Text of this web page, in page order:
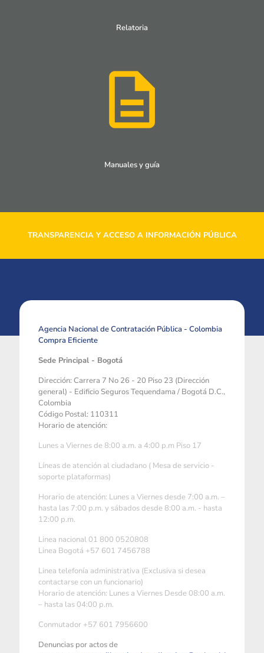
Relatoria
Manuales y guía
TRANSPARENCIA Y ACCESO A INFORMACIÓN PÚBLICA
Agencia Nacional de Contratación Pública - Colombia
Compra Eficiente
Sede Principal - Bogotá
Dirección: Carrera 7 No 26 - 20 Piso 23 (Dirección
general) - Edificio Seguros Tequendama / Bogotá D.C.,
Colombia
Código Postal: 110311
Horario de atención:
Lunes a Viernes de 8:00 a.m. a 4:00 p.m Piso 17
Líneas de atención al ciudadano ( Mesa de servicio -
soporte plataformas)
Horario de atención: Lunes a Viernes desde 7:00 a.m. –
hasta las 7:00 p.m. y sábados desde 8:00 a.m. - hasta
12:00 p.m.
Linea nacional 01 800 0520808
Linea Bogotá +57 601 7456788
Linea telefonía administrativa (Exclusiva si desea
contactarse con un funcionario)
Horario de atención: Lunes a Viernes Desde 08:00 a.m.
– hasta las 04:00 p.m.
Conmutador +57 601 7956600
Denuncias por actos de